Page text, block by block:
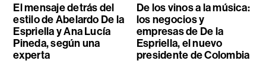
El mensaje detrás del
estilo de Abelardo De la
Espriella y Ana Lucía
Pineda, según una
experta
De los vinos a la música:
los negocios y
empresas de De la
Espriella, el nuevo
presidente de Colombia